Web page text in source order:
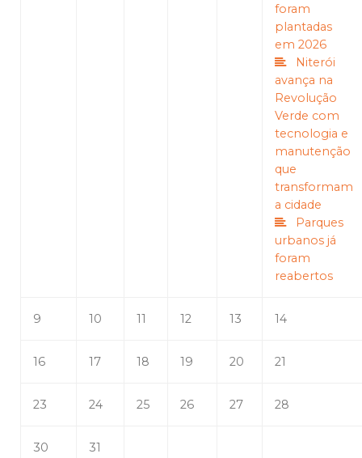
foram
plantadas
em 2026
Niterói
avança na
Revolução
Verde com
tecnologia e
manutenção
que
transformam
a cidade
Parques
urbanos já
foram
reabertos
9 10 11 12 13 14
16 17 18 19 20 21
23 24 25 26 27 28
30 31